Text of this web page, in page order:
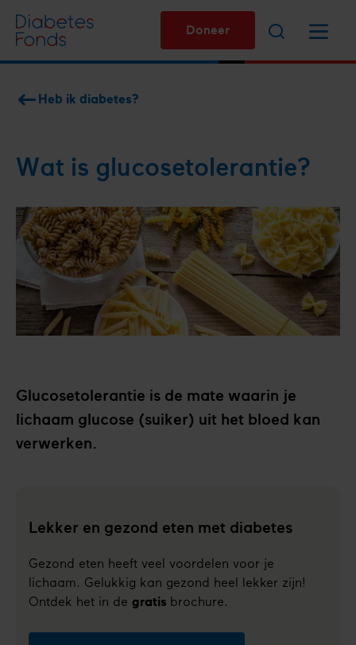
naar
de
gaan
Doneer
Heb ik diabetes?
Wat is glucosetolerantie?
Glucosetolerantie is de mate waarin je
lichaam glucose (suiker) uit het bloed kan
verwerken.
Lekker en gezond eten met diabetes
Gezond eten heeft veel voordelen voor je
lichaam. Gelukkig kan gezond heel lekker zijn!
Ontdek het in de gratis brochure.